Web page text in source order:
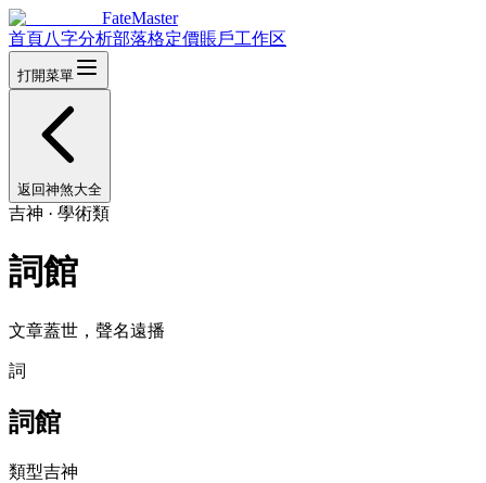
FateMaster
首頁八字分析部落格定價賬戶工作区
打開菜單
返回神煞大全
吉神 · 學術類
詞館
文章蓋世，聲名遠播
詞
詞館
類型吉神